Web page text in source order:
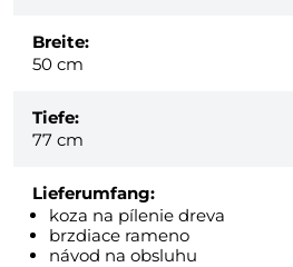
Breite:
50 cm
Tiefe:
77 cm
Lieferumfang:
koza na pílenie dreva
brzdiace rameno
návod na obsluhu